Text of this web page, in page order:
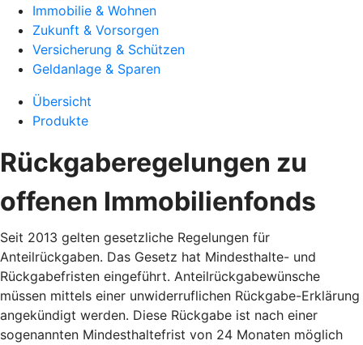
Immobilie & Wohnen
Zukunft & Vorsorgen
Versicherung & Schützen
Geldanlage & Sparen
Übersicht
Produkte
Rückgaberegelungen zu
offenen Immobilienfonds
Seit 2013 gelten gesetzliche Regelungen für
Anteilrückgaben. Das Gesetz hat Mindesthalte- und
Rückgabefristen eingeführt. Anteilrückgabewünsche
müssen mittels einer unwiderruflichen Rückgabe-Erklärung
angekündigt werden. Diese Rückgabe ist nach einer
sogenannten Mindesthaltefrist von 24 Monaten möglich